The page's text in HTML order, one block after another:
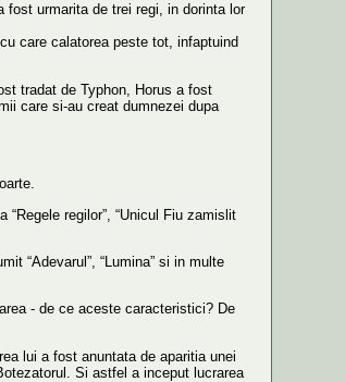
urmarita de trei regi, in dorinta lor
care calatorea peste tot, infaptuind
tradat de Typhon, Horus a fost
care si-au creat dumnezei dupa
regilor”, “Unicul Fiu zamislit
“Adevarul”, “Lumina” si in multe
- de ce aceste caracteristici? De
lui a fost anuntata de aparitia unei
Si astfel a inceput lucrarea